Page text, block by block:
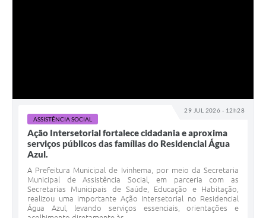
29 JUL 2026 - 12h28
ASSISTÊNCIA SOCIAL
Ação Intersetorial fortalece cidadania e aproxima
serviços públicos das famílias do Residencial Água
Azul.
A Prefeitura Municipal de Ivinhema, por meio da Secretaria
Municipal de Assistência Social, em parceria com as
Secretarias Municipais de Saúde, Educação e Habitação,
realizou uma importante Ação Intersetorial no Residencial
Água Azul, levando serviços essenciais, orientações e